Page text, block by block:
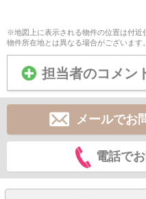
※地図上に表示される物件の位置は付近
物件所在地とは異なる場合がございます。
担当者のコメン
メールでお
電話で